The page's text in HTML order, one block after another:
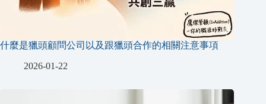
什麼是獵頭顧問公司以及跟獵頭合作的相關注意事項
2026-01-22